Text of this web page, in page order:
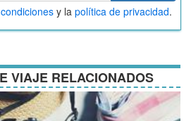
y la política de privacidad.
VIAJE RELACIONADOS